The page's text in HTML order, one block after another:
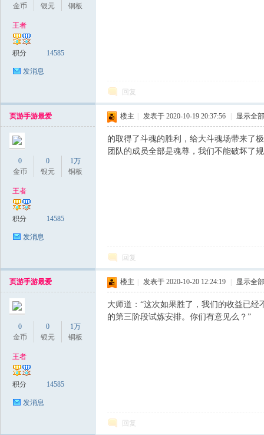
金币
银元
铜板
王者
积分 14585
发消息
回复
页游手游最爱
0
金币
0
银元
1万
铜板
王者
积分 14585
发消息
楼主 发表于 2020-10-19 20:37:56 显示全
的取得了斗魂的胜利，给大斗魂场带来了
团队的成员全部是魂尊，我们不能破坏了
回复
页游手游最爱
0
金币
0
银元
1万
铜板
王者
积分 14585
发消息
楼主 发表于 2020-10-20 12:24:19 显示全
大师道：“这次如果胜了，我们的收益已
的第三阶段试炼安排。你们有意见么？”
回复